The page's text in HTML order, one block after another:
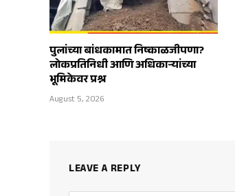
पुलांच्या बांधकामात निष्काळजीपणा?
लोकप्रतिनिधी आणि अधिकाऱ्यांच्या
भूमिकेवर प्रश्न
August 5, 2026
LEAVE A REPLY